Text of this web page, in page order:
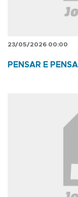
23/05/2026 00:00
PENSAR E